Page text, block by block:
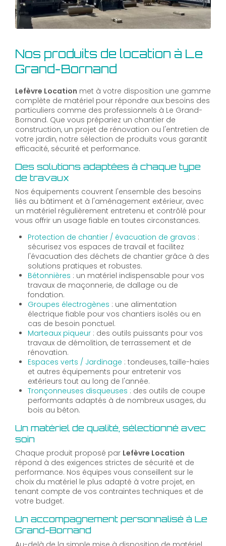
Nos produits de location à Le
Grand-Bornand
Lefèvre Location met à votre disposition une gamme
complète de matériel pour répondre aux besoins des
particuliers comme des professionnels à Le Grand-
Bornand. Que vous prépariez un chantier de
construction, un projet de rénovation ou l'entretien de
votre jardin, notre sélection de produits vous garantit
efficacité, sécurité et performance.
Des solutions adaptées à chaque type
de travaux
Nos équipements couvrent l'ensemble des besoins
liés au bâtiment et à l'aménagement extérieur, avec
un matériel régulièrement entretenu et contrôlé pour
vous offrir un usage fiable en toutes circonstances.
Protection de chantier / évacuation de gravas :
sécurisez vos espaces de travail et facilitez
l'évacuation des déchets de chantier grâce à des
solutions pratiques et robustes.
Bétonnières : un matériel indispensable pour vos
travaux de maçonnerie, de dallage ou de
fondation.
Groupes électrogènes : une alimentation
électrique fiable pour vos chantiers isolés ou en
cas de besoin ponctuel.
Marteaux piqueur : des outils puissants pour vos
travaux de démolition, de terrassement et de
rénovation.
Espaces verts / Jardinage : tondeuses, taille-haies
et autres équipements pour entretenir vos
extérieurs tout au long de l'année.
Tronçonneuses disqueuses : des outils de coupe
performants adaptés à de nombreux usages, du
bois au béton.
Un matériel de qualité, sélectionné avec
soin
Chaque produit proposé par Lefèvre Location
répond à des exigences strictes de sécurité et de
performance. Nos équipes vous conseillent sur le
choix du matériel le plus adapté à votre projet, en
tenant compte de vos contraintes techniques et de
votre budget.
Un accompagnement personnalisé à Le
Grand-Bornand